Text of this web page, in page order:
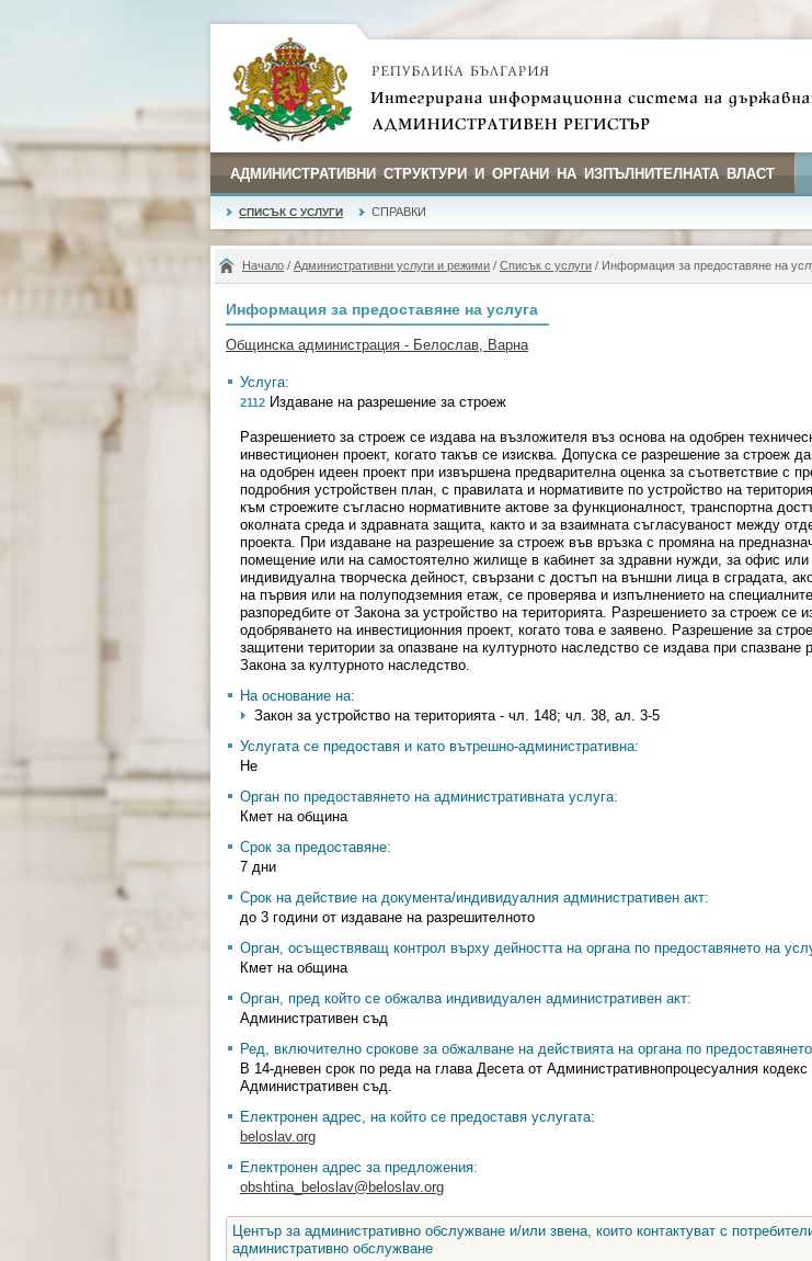
АДМИНИСТРАТИВНИ СТРУКТУРИ И ОРГАНИ НА ИЗПЪЛНИТЕЛНАТА ВЛАСТ
СПИСЪК С УСЛУГИ СПРАВКИ
Начало / Административни услуги и режими / Списък с услуги / Информация за предоставяне на
Информация за предоставяне на услуга
Общинска администрация - Белослав, Варна
Услуга:
2112 Издаване на разрешение за строеж
Разрешението за строеж се издава на възложителя въз основа на одобрен
инвестиционен проект, когато такъв се изисква. Допуска се разрешение за строеж
на одобрен идеен проект при извършена предварителна оценка за съответствие с
подробния устройствен план, с правилата и нормативите по устройство на
към строежите съгласно нормативните актове за функционалност, транспортна
околната среда и здравната защита, както и за взаимната съгласуваност между
проекта. При издаване на разрешение за строеж във връзка с промяна на
помещение или на самостоятелно жилище в кабинет за здравни нужди, за офис или
индивидуална творческа дейност, свързани с достъп на външни лица в сградата,
на първия или на полуподземния етаж, се проверява и изпълнението на
разпоредбите от Закона за устройство на територията. Разрешението за строеж се
одобряването на инвестиционния проект, когато това е заявено. Разрешение за
защитени територии за опазване на културното наследство се издава при спазване
Закона за културното наследство.
На основание на:
Закон за устройство на територията - чл. 148; чл. 38, ал. 3-5
Услугата се предоставя и като вътрешно-административна:
Не
Орган по предоставянето на административната услуга:
Кмет на община
Срок за предоставяне:
7 дни
Срок на действие на документа/индивидуалния административен акт:
до 3 години от издаване на разрешителното
Орган, осъществяващ контрол върху дейността на органа по предоставянето на
Кмет на община
Орган, пред който се обжалва индивидуален административен акт:
Административен съд
Ред, включително срокове за обжалване на действията на органа по
В 14-дневен срок по реда на глава Десета от Административнопроцесуалния
Административен съд.
Електронен адрес, на който се предоставя услугата:
beloslav.org
Електронен адрес за предложения:
obshtina_beloslav@beloslav.org
Център за административно обслужване и/или звена, които контактуват с
административно обслужване